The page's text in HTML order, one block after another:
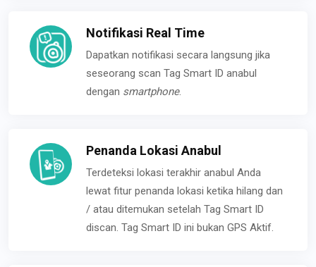
Notifikasi Real Time
Dapatkan notifikasi secara langsung jika
seseorang scan Tag Smart ID anabul
dengan smartphone.
Penanda Lokasi Anabul
Terdeteksi lokasi terakhir anabul Anda
lewat fitur penanda lokasi ketika hilang dan
/ atau ditemukan setelah Tag Smart ID
discan. Tag Smart ID ini bukan GPS Aktif.